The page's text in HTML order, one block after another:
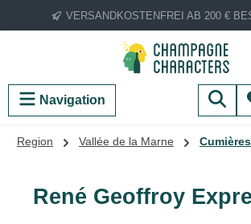
Zum Hauptinhalt springen
VERSANDKOSTENFREI AB 200 €
Navigation
Region Vallée de la Marne Cumières
René Geoffroy